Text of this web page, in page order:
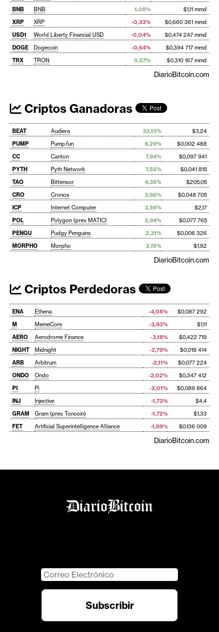
BNB
BNB 1,08%
$1,11 mmd
XRP
XRP -0,33%
$0,660 361 mmd
USD1
World Liberty Financial USD -0,04%
$0,474 247 mmd
DOGE
Dogecoin -0,64%
$0,394 717 mmd
TRX
TRON 0,57% $0,310 167 mmd
DiarioBitcoin.com
Criptos Ganadoras
BEAT Audiera 33,13%
$3,24
PUMP
Pump.fun 8,29%
$0,002 488
CC
Canton 7,94%
$0,097 941
PYTH
Pyth Network 7,55%
$0,041 815
TAO
Bittensor 4,35%
$205,05
CRO
Cronos 3,66%
$0,048 705
ICP
Internet Computer 3,56%
$2,17
POL
Polygon (prev. MATIC) 2,94%
$0,077 765
PENGU
Pudgy Penguins 2,31%
$0,006 326
MORPHO
Morpho 2,15% $1,92
DiarioBitcoin.com
Criptos Perdedoras
ENA Ethena -4,08%
$0,087 292
M
MemeCore -3,93%
$1,11
AERO
Aerodrome Finance -3,18%
$0,422 719
NIGHT
Midnight -2,79%
$0,018 414
ARB
Arbitrum -2,11%
$0,077 224
ONDO
Ondo -2,02%
$0,347 412
PI
Pi -2,01%
$0,089 864
INJ
Injective -1,73%
$4,4
GRAM
Gram (prev. Toncoin) -1,72%
$1,33
FET
Artificial Superintelligence Alliance -1,69% $0,136 009
DiarioBitcoin.com